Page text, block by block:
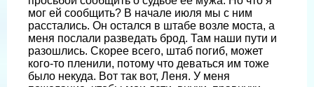
мог ей сообщить? В начале июля мы с ним
расстались. Он остался в штабе возле моста, а
меня послали разведать брод. Там наши пути и
разошлись. Скорее всего, штаб погиб, может
кого-то пленили, потому что деваться им тоже
было некуда. Вот так вот, Леня. У меня